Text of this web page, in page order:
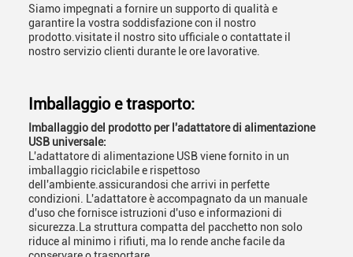
Siamo impegnati a fornire un supporto di qualità e
garantire la vostra soddisfazione con il nostro
prodotto.visitate il nostro sito ufficiale o contattate il
nostro servizio clienti durante le ore lavorative.
Imballaggio e trasporto:
Imballaggio del prodotto per l'adattatore di alimentazione
USB universale:
L'adattatore di alimentazione USB viene fornito in un
imballaggio riciclabile e rispettoso
dell'ambiente.assicurandosi che arrivi in perfette
condizioni. L'adattatore è accompagnato da un manuale
d'uso che fornisce istruzioni d'uso e informazioni di
sicurezza.La struttura compatta del pacchetto non solo
riduce al minimo i rifiuti, ma lo rende anche facile da